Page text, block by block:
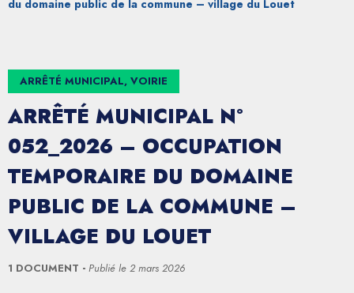
du domaine public de la commune – village du Louet
ARRÊTÉ MUNICIPAL, VOIRIE
ARRÊTÉ MUNICIPAL N°
052_2026 – OCCUPATION
TEMPORAIRE DU DOMAINE
PUBLIC DE LA COMMUNE –
VILLAGE DU LOUET
1 DOCUMENT Publié le 2 mars 2026